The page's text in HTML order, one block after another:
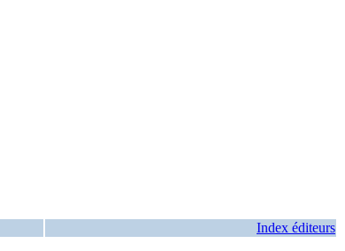
Index éditeurs